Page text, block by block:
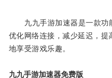
九九手游加速器是一款功
优化网络连接，减少延迟，
地享受游戏乐趣。
九九手游加速器免费版